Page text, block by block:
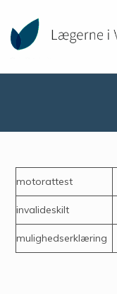
motorattest
invalideskilt
mulighedserklæring